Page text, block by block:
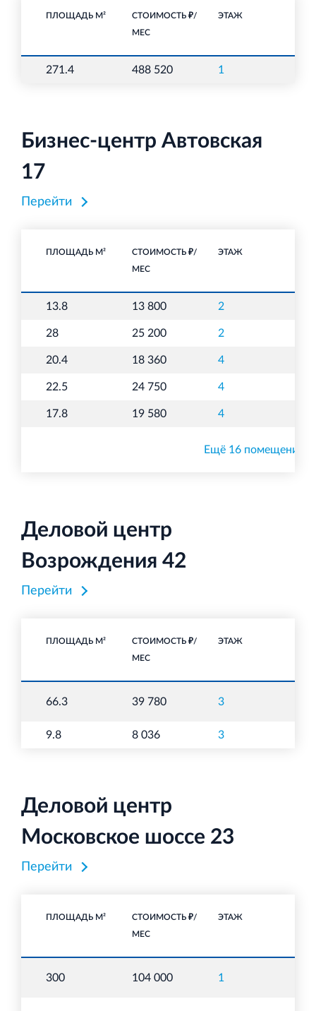
ПЛОЩАДЬ М²
СТОИМОСТЬ ₽/
МЕС
ЭТАЖ
271.4 488 520 1
Бизнес-центр Автовская
17
Перейти
ПЛОЩАДЬ М²
СТОИМОСТЬ ₽/
МЕС
ЭТАЖ
13.8 13 800 2
28 25 200 2
20.4 18 360 4
22.5 24 750 4
17.8 19 580 4
Ещё 16 помещений
Деловой центр
Возрождения 42
Перейти
ПЛОЩАДЬ М²
СТОИМОСТЬ ₽/
МЕС
ЭТАЖ
66.3 39 780 3
9.8 8 036 3
Деловой центр
Московское шоссе 23
Перейти
ПЛОЩАДЬ М²
СТОИМОСТЬ ₽/
МЕС
ЭТАЖ
300 104 000 1